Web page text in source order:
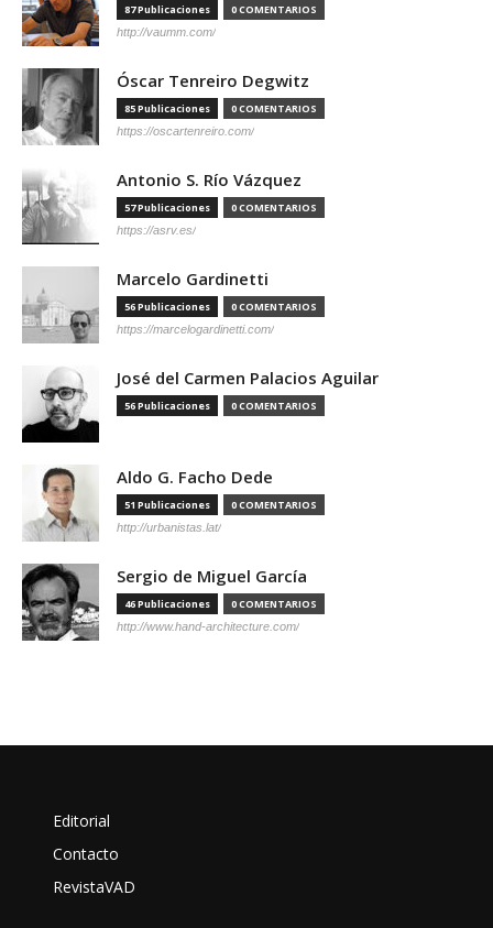
87 Publicaciones 0 COMENTARIOS
http://vaumm.com/
Óscar Tenreiro Degwitz
85 Publicaciones 0 COMENTARIOS
https://oscartenreiro.com/
Antonio S. Río Vázquez
57 Publicaciones 0 COMENTARIOS
https://asrv.es/
Marcelo Gardinetti
56 Publicaciones 0 COMENTARIOS
https://marcelogardinetti.com/
José del Carmen Palacios Aguilar
56 Publicaciones 0 COMENTARIOS
Aldo G. Facho Dede
51 Publicaciones 0 COMENTARIOS
http://urbanistas.lat/
Sergio de Miguel García
46 Publicaciones 0 COMENTARIOS
http://www.hand-architecture.com/
Editorial
Contacto
RevistaVAD